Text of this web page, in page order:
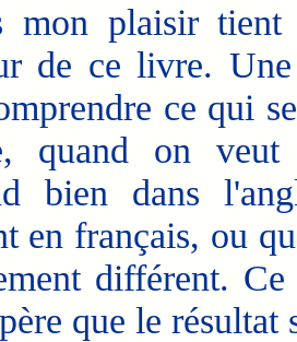
plaisir tient
de ce livre.
ce qui
quand on
bien dans
en français, ou
différent.
que le résultat